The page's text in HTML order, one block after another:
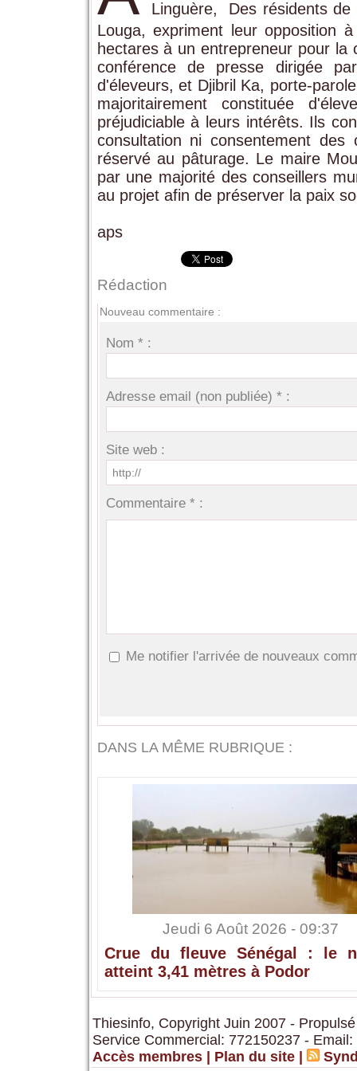
Linguère, Des résidents de
Louga, expriment leur opposition
hectares à un entrepreneur pour
conférence de presse dirigée
d'éleveurs, et Djibril Ka, porte-
majoritairement constituée
préjudiciable à leurs intérêts. Ils
consultation ni consentement
réservé au pâturage. Le maire
par une majorité des conseillers
au projet afin de préserver la paix
aps
Rédaction
Nouveau commentaire :
Nom * :
Adresse email (non publiée) * :
Site web :
Commentaire * :
Me notifier l'arrivée de nouveaux
DANS LA MÊME RUBRIQUE :
Jeudi 6 Août 2026 - 09:37
Crue du fleuve Sénégal : le
atteint 3,41 mètres à Podor
Thiesinfo, Copyright Juin 2007 -
Service Commercial: 772150237 -
Accès membres | Plan du site |